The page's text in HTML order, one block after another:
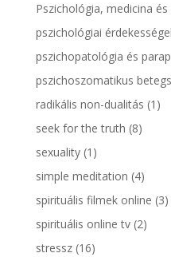
Pszichológia, medicina és
pszichológiai
pszichopatológia és
pszichoszomatikus
radikális non-dualitás (1)
seek for the truth (8)
sexuality(1)
simple meditation (4)
spirituális filmek online (3)
spirituális online tv(2)
stressz(16)